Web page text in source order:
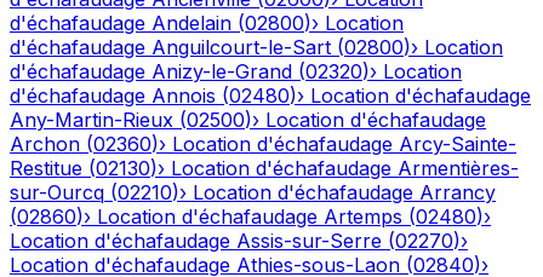
d'échafaudage Andelain (02800)› Location
d'échafaudage Anguilcourt-le-Sart (02800)› Location
d'échafaudage Anizy-le-Grand (02320)› Location
d'échafaudage Annois (02480)› Location d'échafaudage
Any-Martin-Rieux (02500)› Location d'échafaudage
Archon (02360)› Location d'échafaudage Arcy-Sainte-
Restitue (02130)› Location d'échafaudage Armentières-
sur-Ourcq (02210)› Location d'échafaudage Arrancy
(02860)› Location d'échafaudage Artemps (02480)›
Location d'échafaudage Assis-sur-Serre (02270)›
Location d'échafaudage Athies-sous-Laon (02840)›